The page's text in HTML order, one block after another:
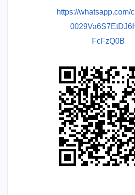
https://whatsapp.com/
FcFzQ0B